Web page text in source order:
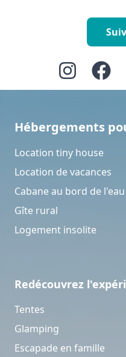
Hébergements
Location tiny house
Location de vacances
Cabane au bord de l'eau
Gîte rural
Logement insolite
Redécouvrez
Tentes
Glamping
Escapade en famille